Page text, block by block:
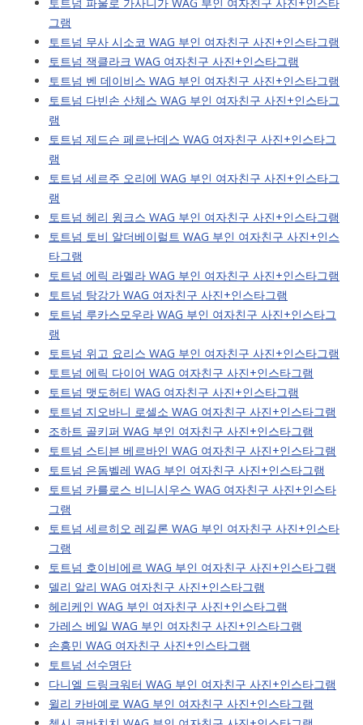
그램
토트넘 무사 시소코 WAG 부인 여자친구 사진+인스타그램
토트넘 잭클라크 WAG 여자친구 사진+인스타그램
토트넘 벤 데이비스 WAG 부인 여자친구 사진+인스타그램
토트넘 다빈손 산체스 WAG 부인 여자친구 사진+인스타그
램
토트넘 제드슨 페르난데스 WAG 여자친구 사진+인스타그
램
토트넘 세르주 오리에 WAG 부인 여자친구 사진+인스타그
램
토트넘 헤리 윙크스 WAG 부인 여자친구 사진+인스타그램
토트넘 토비 알더베이럴트 WAG 부인 여자친구 사진+인스
타그램
토트넘 에릭 라멜라 WAG 부인 여자친구 사진+인스타그램
토트넘 탕강가 WAG 여자친구 사진+인스타그램
토트넘 루카스모우라 WAG 부인 여자친구 사진+인스타그
램
토트넘 위고 요리스 WAG 부인 여자친구 사진+인스타그램
토트넘 에릭 다이어 WAG 여자친구 사진+인스타그램
토트넘 맷도허티 WAG 여자친구 사진+인스타그램
토트넘 지오바니 로셀소 WAG 여자친구 사진+인스타그램
조하트 골키퍼 WAG 부인 여자친구 사진+인스타그램
토트넘 스티븐 베르바인 WAG 여자친구 사진+인스타그램
토트넘 은돔벨레 WAG 부인 여자친구 사진+인스타그램
토트넘 카를로스 비니시우스 WAG 여자친구 사진+인스타
그램
토트넘 세르히오 레길론 WAG 부인 여자친구 사진+인스타
그램
토트넘 호이비에르 WAG 부인 여자친구 사진+인스타그램
델리 알리 WAG 여자친구 사진+인스타그램
헤리케인 WAG 부인 여자친구 사진+인스타그램
가레스 베일 WAG 부인 여자친구 사진+인스타그램
손흥민 WAG 여자친구 사진+인스타그램
토트넘 선수명단
다니엘 드링크워터 WAG 부인 여자친구 사진+인스타그램
윌리 카바예로 WAG 부인 여자친구 사진+인스타그램